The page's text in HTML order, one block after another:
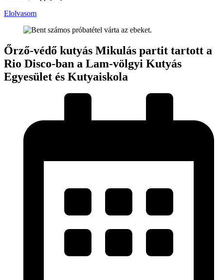
Elolvasom
Őrző-védő kutyás Mikulás partit tartott a
Rio Disco-ban a Lam-völgyi Kutyás
Egyesület és Kutyaiskola